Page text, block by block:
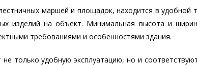
маршей и площадок, находится в удобной
изделий на объект. Минимальная высота и
требованиями и особенностями здания.
только удобную эксплуатацию, но и